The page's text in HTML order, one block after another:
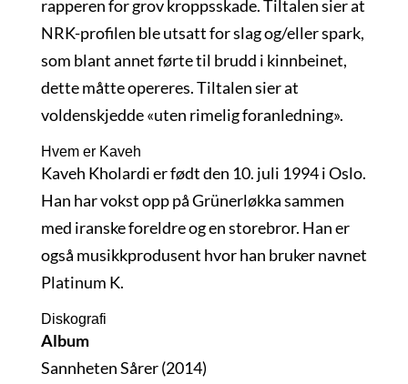
rapperen for grov kroppsskade. Tiltalen sier at
NRK-profilen ble utsatt for slag og/eller spark,
som blant annet førte til brudd i kinnbeinet,
dette måtte opereres. Tiltalen sier at
voldenskjedde «uten rimelig foranledning».
Hvem er Kaveh
Kaveh Kholardi er født den 10. juli 1994 i Oslo.
Han har vokst opp på Grünerløkka sammen
med iranske foreldre og en storebror. Han er
også musikkprodusent hvor han bruker navnet
Platinum K.
Diskografi
Album
Sannheten Sårer (2014)